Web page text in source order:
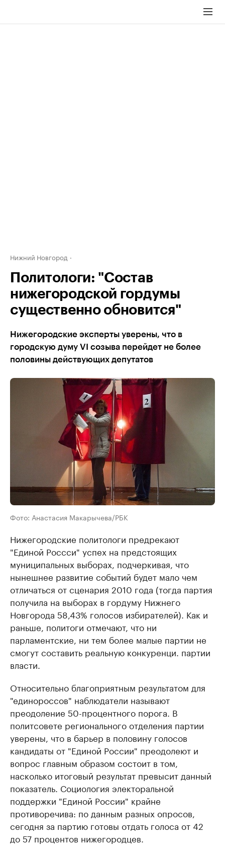
Нижний Новгород
Политологи: "Состав
нижегородской гордумы
существенно обновится"
Нижегородские эксперты уверены, что в
городскую думу VI созыва перейдет не более
половины действующих депутатов
Фото: Анастасия Макарычева/РБК
Нижегородские политологи предрекают
"Единой Россси" успех на предстоящих
муниципальных выборах, подчеркивая, что
нынешнее развитие событий будет мало чем
отличаться от сценария 2010 года (тогда партия
получила на выборах в гордуму Нижнего
Новгорода 58,43% голосов избирателей). Как и
раньше, политоги отмечают, что ни
парламентские, ни тем более малые партии не
смогут составить реальную конкуренци. партии
власти.
Относительно благоприятным результатом для
"единороссов" наблюдатели называют
преодоление 50-процентного порога. В
политсовете регионального отделения партии
уверены, что в барьер в половину голосов
кандидаты от "Единой России" преодолеют и
вопрос главным образом состоит в том,
насколько итоговый результат превысит данный
показатель. Социология электоральной
поддержки "Единой России" крайне
противоречива: по данным разных опросов,
сегодня за партию готовы отдать голоса от 42
до 57 процентов нижегородцев.